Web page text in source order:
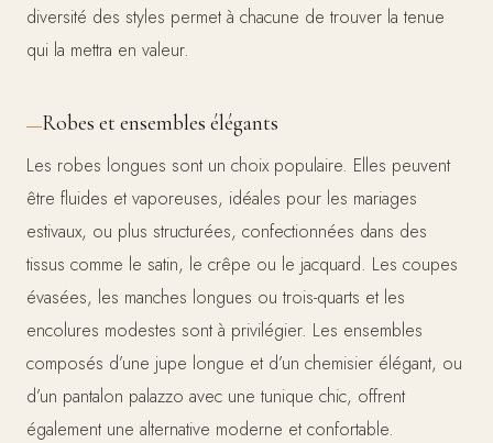
diversité des styles permet à chacune de trouver la tenue
qui la mettra en valeur.
Robes et ensembles élégants
Les robes longues sont un choix populaire. Elles peuvent
être fluides et vaporeuses, idéales pour les mariages
estivaux, ou plus structurées, confectionnées dans des
tissus comme le satin, le crêpe ou le jacquard. Les coupes
évasées, les manches longues ou trois-quarts et les
encolures modestes sont à privilégier. Les ensembles
composés d’une jupe longue et d’un chemisier élégant, ou
d’un pantalon palazzo avec une tunique chic, offrent
également une alternative moderne et confortable.